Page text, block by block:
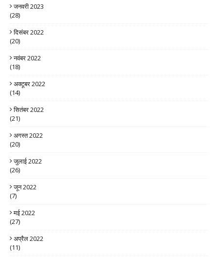
जनवरी 2023
(28)
दिसंबर 2022
(20)
नवंबर 2022
(18)
अक्टूबर 2022
(14)
सितंबर 2022
(21)
अगस्त 2022
(20)
जुलाई 2022
(26)
जून 2022
(7)
मई 2022
(27)
अप्रैल 2022
(11)